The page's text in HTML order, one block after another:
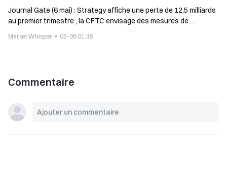
Journal Gate (6 mai) : Strategy affiche une perte de 12,5 milliards
au premier trimestre ; la CFTC envisage des mesures de
Market Whisper 05-06 01:35
Commentaire